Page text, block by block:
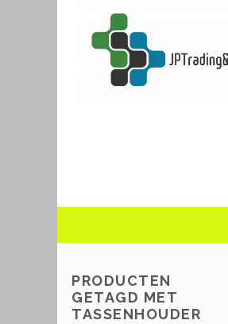
PRODUCTEN
GETAGD MET
TASSENHOUDER